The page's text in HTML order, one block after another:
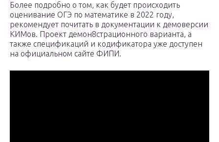
Более подробно о том, как будет происходить
оценивание ОГЭ по математике в 2022 году,
рекомендует почитать в документации к демоверсии
КИМов. Проект демон8страционного варианта, а
также спецификаций и кодификатора уже доступен
на официальном сайте ФИПИ.